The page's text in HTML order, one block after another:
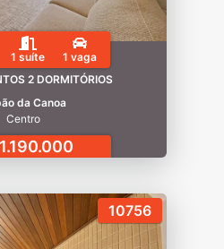
1 suíte
1 vaga
2 DORMITÓRIOS
da Canoa
Centro
10756